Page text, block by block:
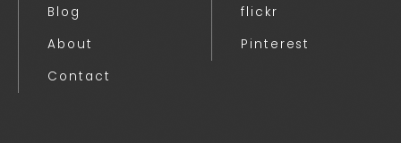
Blog
About
Contact
flickr
Pinterest